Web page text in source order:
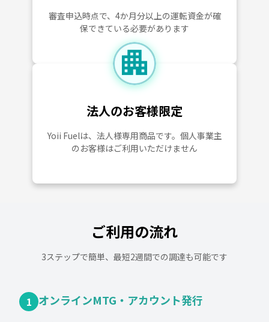
審査申込時点で、4か月分以上の運転資金が確
保できている必要があります
法人のお客様限定
Yoii Fuelは、法人様専用商品です。個人事業主
のお客様はご利用いただけません
ご利用の流れ
3ステップで簡単、最短2週間での調達も可能です
1 オンラインMTG・アカウント発行